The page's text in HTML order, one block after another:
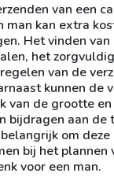
van een
man kan extra
Het vinden
het
van de
kunnen de
van de grootte
bijdragen aan de
om deze
bij het plannen
voor een man.